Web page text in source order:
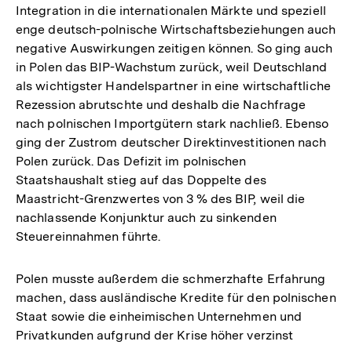
Integration in die internationalen Märkte und speziell
enge deutsch-polnische Wirtschaftsbeziehungen auch
negative Auswirkungen zeitigen können. So ging auch
in Polen das BIP-Wachstum zurück, weil Deutschland
als wichtigster Handelspartner in eine wirtschaftliche
Rezession abrutschte und deshalb die Nachfrage
nach polnischen Importgütern stark nachließ. Ebenso
ging der Zustrom deutscher Direktinvestitionen nach
Polen zurück. Das Defizit im polnischen
Staatshaushalt stieg auf das Doppelte des
Maastricht-Grenzwertes von 3 % des BIP, weil die
nachlassende Konjunktur auch zu sinkenden
Steuereinnahmen führte.
Polen musste außerdem die schmerzhafte Erfahrung
machen, dass ausländische Kredite für den polnischen
Staat sowie die einheimischen Unternehmen und
Privatkunden aufgrund der Krise höher verzinst